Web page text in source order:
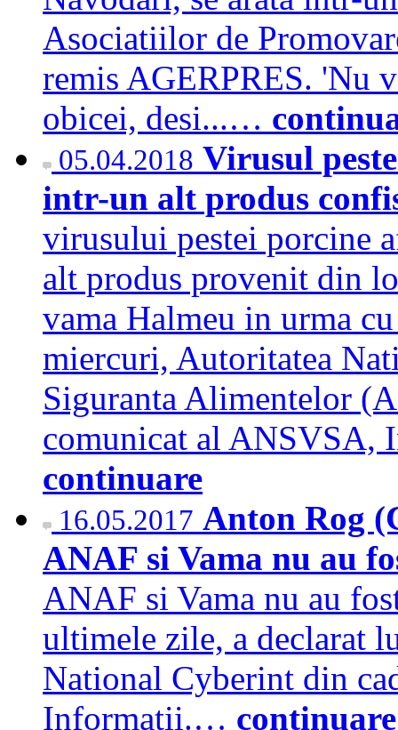
Asociatiilor de
remis AGERPRES. 'Nu
obicei, desi...…
05.04.2018 Virusul
intr-un alt produs
virusului pestei porcine
alt produs provenit din
vama Halmeu in urma
miercuri, Autoritatea
Siguranta Alimentelor
comunicat al
continuare
16.05.2017 Anton Rog
ANAF si Vama nu au
ANAF si Vama nu au
ultimele zile, a declarat
National Cyberint din
Informatii.… continuare